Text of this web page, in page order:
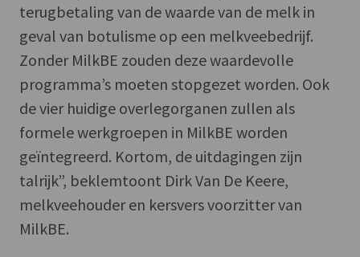
terugbetaling van de waarde van de melk in
geval van botulisme op een melkveebedrijf.
Zonder MilkBE zouden deze waardevolle
programma’s moeten stopgezet worden. Ook
de vier huidige overlegorganen zullen als
formele werkgroepen in MilkBE worden
geïntegreerd. Kortom, de uitdagingen zijn
talrijk”, beklemtoont Dirk Van De Keere,
melkveehouder en kersvers voorzitter van
MilkBE.